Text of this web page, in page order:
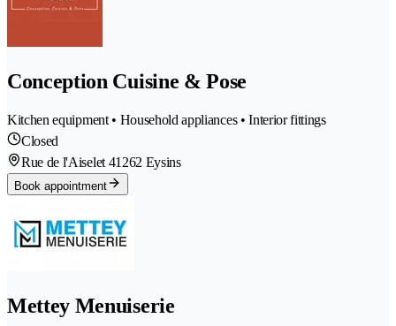
Conception Cuisine & Pose
Kitchen equipment • Household appliances • Interior fittings
Closed
Rue de l'Aiselet 41262 Eysins
Book appointment
Mettey Menuiserie